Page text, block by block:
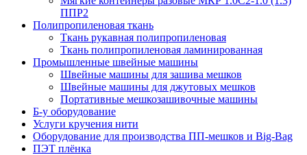
ППР2
Полипропиленовая ткань
Ткань рукавная полипропиленовая
Ткань полипропиленовая ламинированная
Промышленные швейные машины
Швейные машины для зашива мешков
Швейные машины для джутовых мешков
Портативные мешкозашивочные машины
Б-у оборудование
Услуги кручения нити
Оборудование для производства ПП-мешков и Big-Bag
ПЭТ плёнка